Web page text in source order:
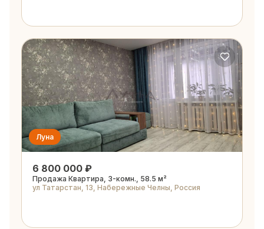
Луна
6 800 000 ₽
Продажа Квартира, 3-комн., 58.5 м²
ул Татарстан, 13, Набережные Челны, Россия